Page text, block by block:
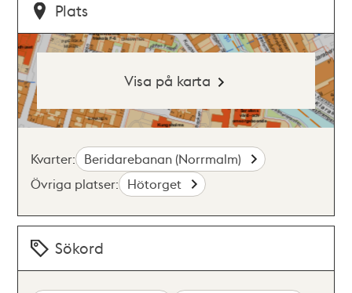
Plats
Visa på karta
Kvarter: Beridarebanan (Norrmalm)
Övriga platser: Hötorget
Sökord